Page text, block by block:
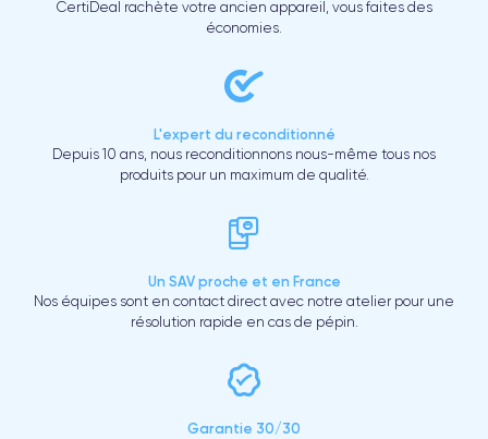
CertiDeal rachète votre ancien appareil, vous faites des
économies.
L'expert du reconditionné
Depuis 10 ans, nous reconditionnons nous-même tous nos
produits pour un maximum de qualité.
Un SAV proche et en France
Nos équipes sont en contact direct avec notre atelier pour une
résolution rapide en cas de pépin.
Garantie 30/30